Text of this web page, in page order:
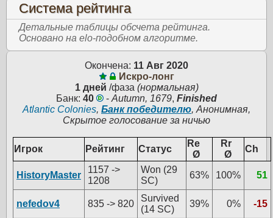
Система рейтинга
Детальные таблицы обсчета рейтинга.
Основано на elo-подобном алгоритме.
Окончена: 11 Авг 2020
Искро-лонг
1 дней /фаза (нормальная)
Банк: 40 - Autumn, 1679, Finished
Atlantic Colonies, Банк победителю, Анонимная,
Скрытое голосование за ничью
Игрок Рейтинг Статус
Re
Ø
Rr
Ø
Ch
HistoryMaster
1157 ->
1208
Won (29
SC)
63% 100% 51
nefedov4 835 -> 820
Survived
(14 SC)
39% 0% -15